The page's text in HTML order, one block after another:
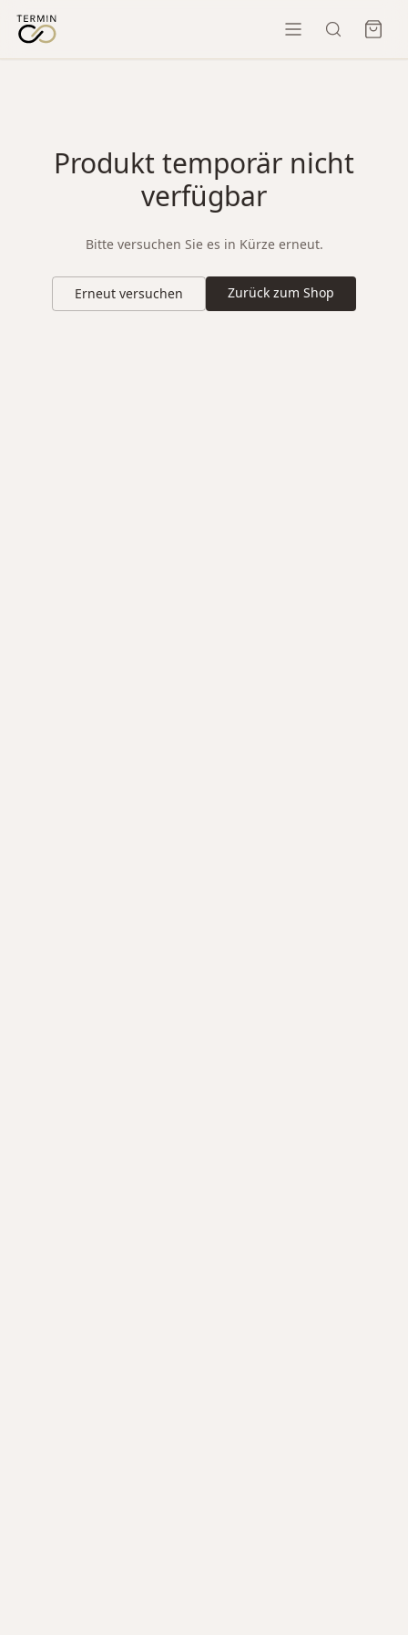
Produkt temporär nicht
verfügbar
Bitte versuchen Sie es in Kürze erneut.
Erneut versuchen Zurück zum Shop